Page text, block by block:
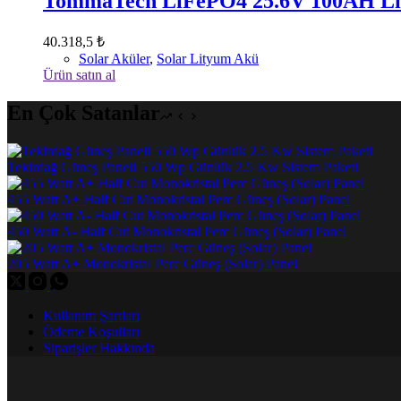
40.318,5 ₺
Solar Aküler, Solar Lityum Akü
Ürün satın al
En Çok Satanlar
Tekirdağ Güneş Paneli 550 Wp Günlük 2.5 Kw Sistem Paketi
455 Watt A+ Half Cut Monokristal Perc Güneş (Solar) Panel
450 Watt A- Half Cut Monokristal Perc Güneş (Solar) Panel
205 Watt A+ Monokristal Perc Güneş (Solar) Panel
Kullanım Şartları
Ödeme Koşulları
Siparişler Hakkında